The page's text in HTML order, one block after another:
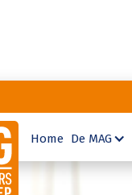
Home De MAG